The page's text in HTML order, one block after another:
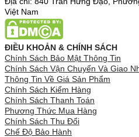
Việt Nam
ĐIỀU KHOẢN & CHÍNH SÁCH
Chính Sách Bảo Mật Thông Tin
Chính Sách Vận Chuyển Và Giao
Thông Tin Về Giá Sản Phẩm
Chính Sách Kiểm Hàng
Chính Sách Thanh Toán
Phương Thức Mua Hàng
Chính Sách Thu Đổi
Chế Độ Bảo Hành